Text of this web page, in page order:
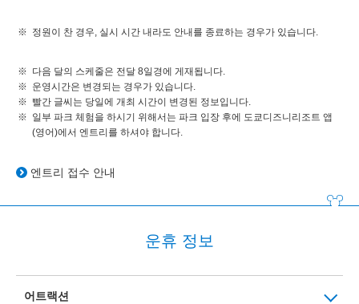
정원이 찬 경우, 실시 시간 내라도 안내를 종료하는 경우가 있습니다.
다음 달의 스케줄은 전달 8일경에 게재됩니다.
운영시간은 변경되는 경우가 있습니다.
빨간 글씨는 당일에 개최 시간이 변경된 정보입니다.
일부 파크 체험을 하시기 위해서는 파크 입장 후에 도쿄디즈니리조트 앱
(영어)에서 엔트리를 하셔야 합니다.
엔트리 접수 안내
운휴 정보
어트랙션